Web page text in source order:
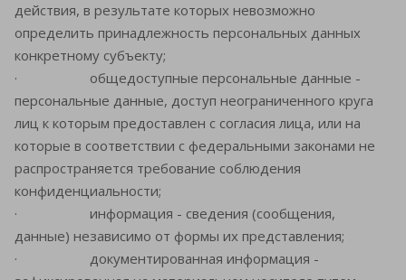
действия, в результате которых невозможно
определить принадлежность персональных данных
конкретному субъекту;
· общедоступные персональные данные -
персональные данные, доступ неограниченного круга
лиц к которым предоставлен с согласия лица, или на
которые в соответствии с федеральными законами не
распространяется требование соблюдения
конфиденциальности;
· информация - сведения (сообщения,
данные) независимо от формы их представления;
· документированная информация -